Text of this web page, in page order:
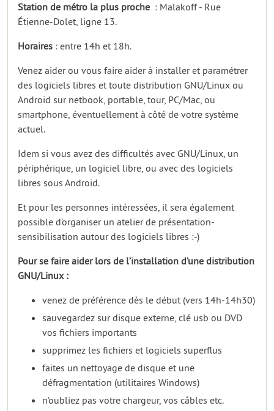
Station de métro la plus proche : Malakoff - Rue
Étienne-Dolet, ligne 13.
Horaires : entre 14h et 18h.
Venez aider ou vous faire aider à installer et paramétrer
des logiciels libres et toute distribution GNU/Linux ou
Android sur netbook, portable, tour, PC/Mac, ou
smartphone, éventuellement à côté de votre système
actuel.
Idem si vous avez des difficultés avec GNU/Linux, un
périphérique, un logiciel libre, ou avec des logiciels
libres sous Android.
Et pour les personnes intéressées, il sera également
possible d’organiser un atelier de présentation-
sensibilisation autour des logiciels libres :-)
Pour se faire aider lors de l’installation d’une distribution
GNU/Linux :
venez de préférence dès le début (vers 14h-14h30)
sauvegardez sur disque externe, clé usb ou DVD
vos fichiers importants
supprimez les fichiers et logiciels superflus
faites un nettoyage de disque et une
défragmentation (utilitaires Windows)
n’oubliez pas votre chargeur, vos câbles etc.